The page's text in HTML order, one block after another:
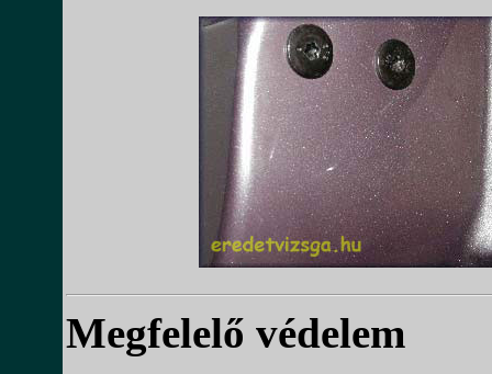
Megfelelő védelem